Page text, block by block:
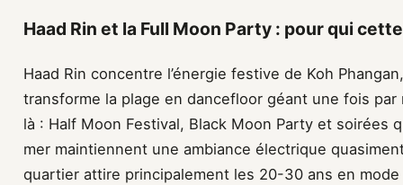
Haad Rin et la Full Moon Party : pour qui
Haad Rin concentre l’énergie festive de Koh
transforme la plage en dancefloor géant une fois par
là : Half Moon Festival, Black Moon Party et soirées
mer maintiennent une ambiance électrique
quartier attire principalement les 20-30 ans en mode